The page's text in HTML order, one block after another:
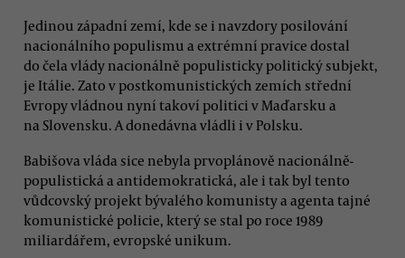
Jedinou západní zemí, kde se i navzdory posilování
nacionálního populismu a extrémní pravice dostal
do čela vlády nacionálně populisticky politický subjekt,
je Itálie. Zato v postkomunistických zemích střední
Evropy vládnou nyní takoví politici v Maďarsku a
na Slovensku. A donedávna vládli i v Polsku.
Babišova vláda sice nebyla prvoplánově nacionálně-
populistická a antidemokratická, ale i tak byl tento
vůdcovský projekt bývalého komunisty a agenta tajné
komunistické policie, který se stal po roce 1989
miliardářem, evropské unikum.